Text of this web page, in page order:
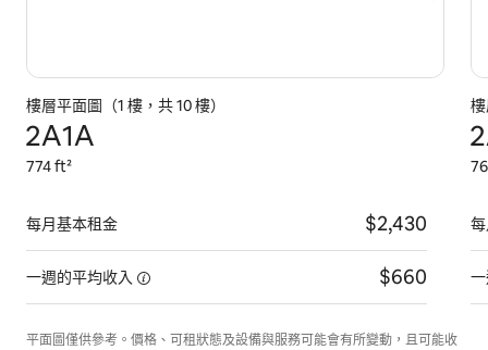
樓層平面圖（1 樓，共 10 樓）
2A1A
774 ft²
每月基本租金 $2,430
一週的平均收入 $660
平面圖僅供參考。價格、可租狀態及設備與服務可能會有所變動，且可能收